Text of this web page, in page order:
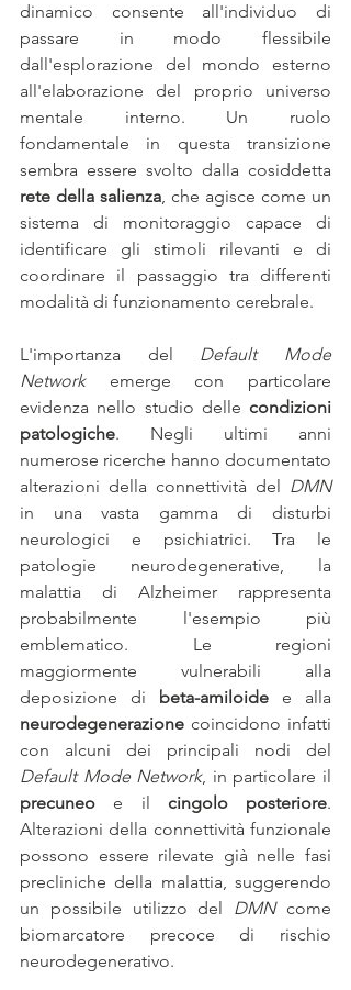
dinamico consente all'individuo di
passare in modo flessibile
dall'esplorazione del mondo esterno
all'elaborazione del proprio universo
mentale interno. Un ruolo
fondamentale in questa transizione
rete della salienza, che agisce come un
sistema di monitoraggio capace di
identificare gli stimoli rilevanti e di
coordinare il passaggio tra differenti
modalità di funzionamento cerebrale.
L'importanza del Default Mode
Network emerge con particolare
evidenza nello studio delle condizioni
patologiche. Negli ultimi anni
numerose ricerche hanno documentato
alterazioni della connettività del DMN
in una vasta gamma di disturbi
neurologici e psichiatrici. Tra le
patologie neurodegenerative, la
malattia di Alzheimer rappresenta
probabilmente l'esempio più
emblematico. Le regioni
maggiormente vulnerabili alla
deposizione di beta-amiloide
neurodegenerazione coincidono infatti
Default Mode Network
precuneo e il cingolo posteriore.
Alterazioni della connettività funzionale
possono essere rilevate già nelle fasi
precliniche della malattia, suggerendo
un possibile utilizzo del DMN come
biomarcatore precoce di rischio
neurodegenerativo.